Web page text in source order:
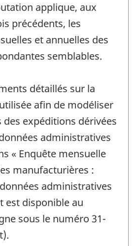
applique, aux
précédents, les
et annuelles des
semblables.
détaillés sur la
afin de modéliser
expéditions dérivées
administratives
« Enquête mensuelle
manufacturières :
administratives
est disponible au
sous le numéro 31-